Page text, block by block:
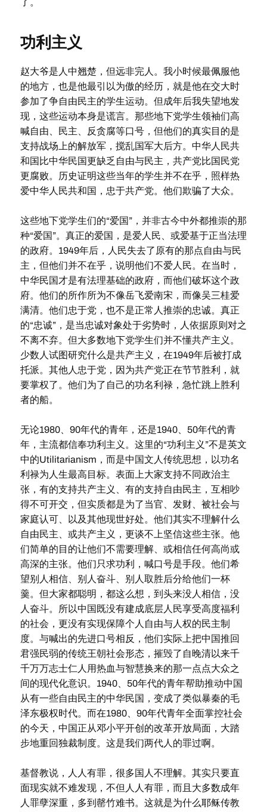
了。
功利主义
赵大爷是人中翘楚，但远非完人。我小时候最佩服他
的地方，也是他最引以为傲的经历，就是他在交大时
参加了争自由民主的学生运动。但成年后我失望地发
现，这些运动本身是谎言。那些地下党学生领袖们高
喊自由、民主、反贪腐等口号，但他们的真实目的是
支持战场上的解放军，搅乱国军大后方。中华人民共
和国比中华民国更缺乏自由与民主，共产党比国民党
更腐败。历史证明这些当年的学生并不在乎，照样热
爱中华人民共和国，忠于共产党。他们欺骗了大众。
这些地下党学生们的“爱国”，并非古今中外都推崇的那
种“爱国”。真正的爱国，是爱人民、或爱基于正当法理
的政府。1949年后，人民失去了原有的那点自由与民
主，但他们并不在乎，说明他们不爱人民。在当时，
中华民国才是有法理基础的政府，而他们破坏这个政
府。他们的所作所为不像岳飞爱南宋，而像吴三桂爱
满清。他们忠于党，也不是正常人推崇的忠诚。真正
的“忠诚”，是当忠诚对象处于劣势时，人依据原则对之
不离不弃。但大多数地下党学生们并不懂共产主义。
少数人试图研究什么是共产主义，在1949年后被打成
托派。其他人忠于党，因为共产党正在节节胜利，就
要掌权了。他们为了自己的功名利禄，急忙跳上胜利
者的船。
无论1980、90年代的青年，还是1940、50年代的青
年，主流都信奉功利主义。这里的“功利主义”不是英文
中的Utilitarianism，而是中国文人传统思想，以功名
利禄为人生最高目标。表面上大家支持不同政治主
张，有的支持共产主义、有的支持自由民主，互相吵
得不可开交，但实质都是为了当官、发财、被社会与
家庭认可、以及其他现世好处。他们其实不理解什么
自由民主、或共产主义，更谈不上坚信这些主张。他
们简单的目的让他们不需要理解、或相信任何高尚或
高深的主张。他们只求功利，喊口号是手段。他们希
望别人相信、别人奋斗、别人取胜后分给他们一杯
羹。但大家都聪明，都这么想，到头来没人相信，没
人奋斗。所以中国既没有建成底层人民享受高度福利
的社会，更没有实现保障个人自由与人权的民主制
度。与喊出的先进口号相反，他们实际上把中国推回
君强民弱的传统王朝社会形态，摧毁了自晚清以来千
千万万志士仁人用热血与智慧换来的那一点点大众之
间的现代化意识。1940、50年代的青年帮助推动中国
从有一些自由民主的中华民国，变成了类似暴秦的毛
泽东极权时代。而在1980、90年代青年全面掌控社会
的今天，中国正从邓小平开创的改革开放局面，大踏
步地重回独裁制度。这是我们两代人的罪过啊。
基督教说，人人有罪，很多国人不理解。其实只要直
面现实就不难发现，不但人人有罪，而且大多数成年
人罪孽深重，多到罄竹难书。这就是为什么耶稣传教